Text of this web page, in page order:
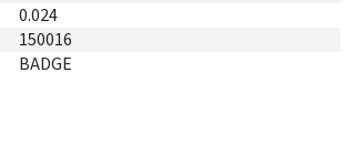
0.024
150016
BADGE